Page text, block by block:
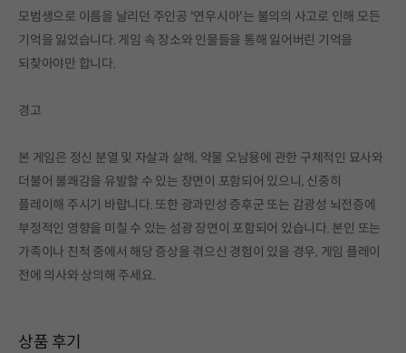
모범생으로 이름을 날리던 주인공 '연우시아'는 불의의 사고로 인해 모든
기억을 잃었습니다. 게임 속 장소와 인물들을 통해 잃어버린 기억을
되찾아야만 합니다.
경고
본 게임은 정신 분열 및 자살과 살해, 약물 오남용에 관한 구체적인 묘사와
더불어 불쾌감을 유발할 수 있는 장면이 포함되어 있으니, 신중히
플레이해 주시기 바랍니다. 또한 광과민성 증후군 또는 감광성 뇌전증에
부정적인 영향을 미칠 수 있는 섬광 장면이 포함되어 있습니다. 본인 또는
가족이나 친척 중에서 해당 증상을 겪으신 경험이 있을 경우, 게임 플레이
전에 의사와 상의해 주세요.
상품 후기